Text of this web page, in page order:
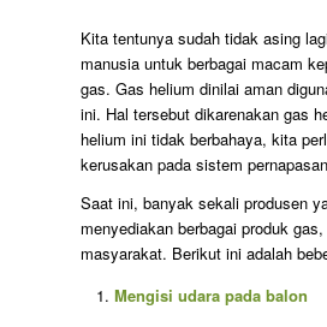
Kita tentunya sudah tidak asing
manusia untuk berbagai macam
gas. Gas helium dinilai aman
ini. Hal tersebut dikarenakan gas
helium ini tidak berbahaya, kita
kerusakan pada sistem
Saat ini, banyak sekali produsen
menyediakan berbagai produk
masyarakat. Berikut ini adalah
Mengisi udara pada balon